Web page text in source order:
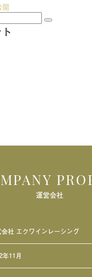
開
検
運営会社
社 エクワインレーシング
年11月